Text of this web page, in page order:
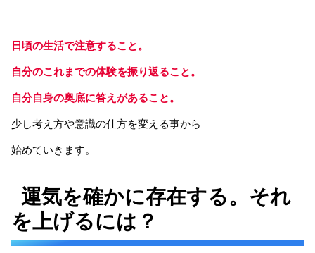
日頃の生活で注意すること。
自分のこれまでの体験を振り返ること。
自分自身の奥底に答えがあること。
少し考え方や意識の仕方を変える事から
始めていきます。
運気を確かに存在する。それ
を上げるには？